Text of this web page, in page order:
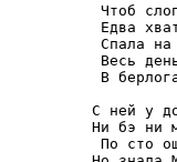
Чтоб
Едва
Спала на
Весь
В
С ней у
Ни бэ ни
По сто